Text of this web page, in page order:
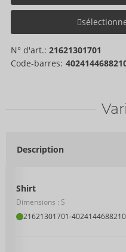
N° d'art.: 21621301701
Code-barres:
Description
Shirt
Dimensions : S
21621301701-